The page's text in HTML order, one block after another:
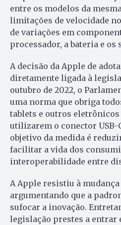
entre os modelos da
limitações de velocidade
de variações em
processador, a bateria e
A decisão da Apple de
diretamente ligada à
outubro de 2022, o
uma norma que obriga
tablets e outros
utilizarem o conector USB-
objetivo da medida é
facilitar a vida dos
interoperabilidade entre
A Apple resistiu à
argumentando que a
sufocar a inovação.
legislação prestes a entrar